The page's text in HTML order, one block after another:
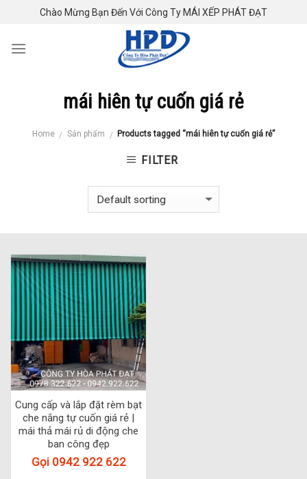
content
Chào Mừng Bạn Đến Với Công Ty MÁI XẾP PHÁT ĐẠT
mái hiên tự cuốn giá rẻ
Home / Sản phẩm / Products tagged “mái hiên tự cuốn giá rẻ”
FILTER
Cung cấp và lắp đặt rèm bạt
che nắng tự cuốn giá rẻ |
mái thả mái rủ di động che
ban công đẹp
Gọi 0942 922 622